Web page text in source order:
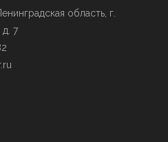
область, г.
7